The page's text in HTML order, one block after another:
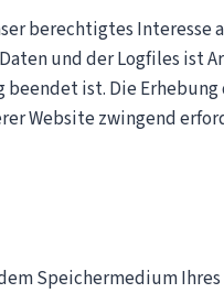
berechtigtes Interesse
und der Logfiles ist
ist. Die
Website zwingend
Speichermedium